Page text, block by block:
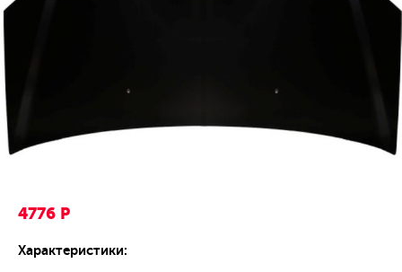
4776 Р
Характеристики: